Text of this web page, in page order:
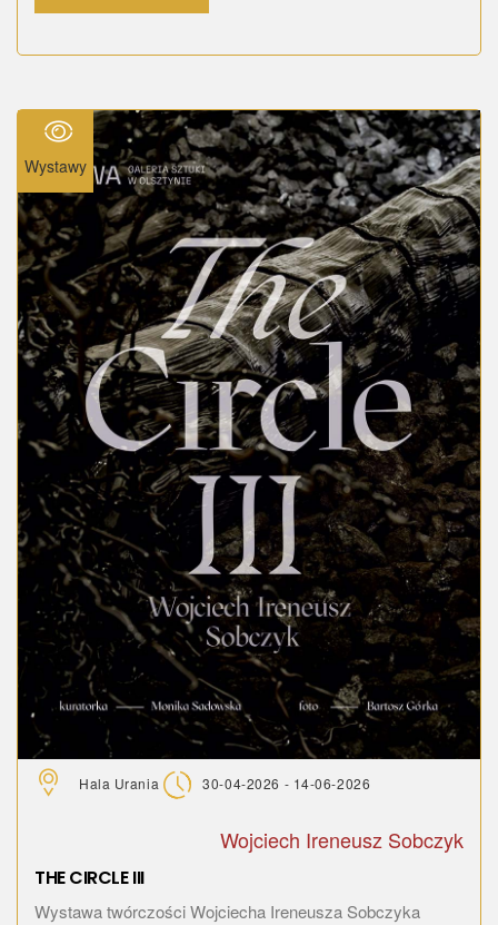
Wystawy
Hala Urania 30-04-2026 - 14-06-2026
Wojciech Ireneusz Sobczyk
THE CIRCLE III
Wystawa twórczości Wojciecha Ireneusza Sobczyka